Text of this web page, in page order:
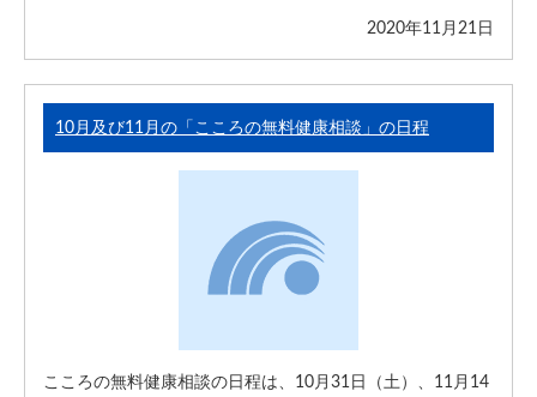
2020年11月21日
10月及び11月の「こころの無料健康相談」の日程
こころの無料健康相談の日程は、10月31日（土）、11月14